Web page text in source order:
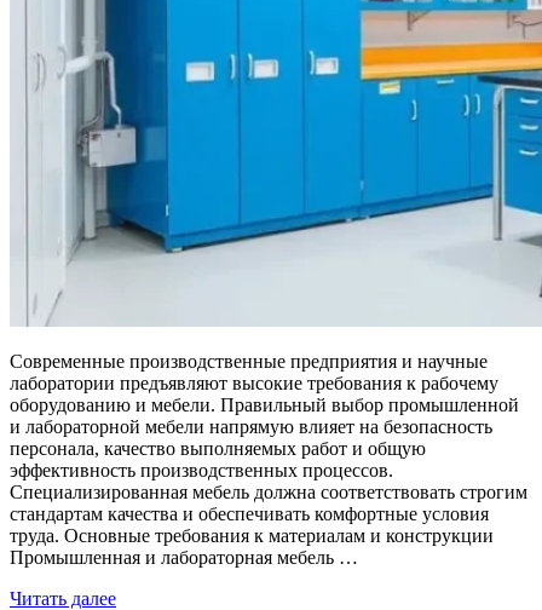
Современные производственные предприятия и научные
лаборатории предъявляют высокие требования к рабочему
оборудованию и мебели. Правильный выбор промышленной
и лабораторной мебели напрямую влияет на безопасность
персонала, качество выполняемых работ и общую
эффективность производственных процессов.
Специализированная мебель должна соответствовать строгим
стандартам качества и обеспечивать комфортные условия
труда. Основные требования к материалам и конструкции
Промышленная и лабораторная мебель …
Читать далее